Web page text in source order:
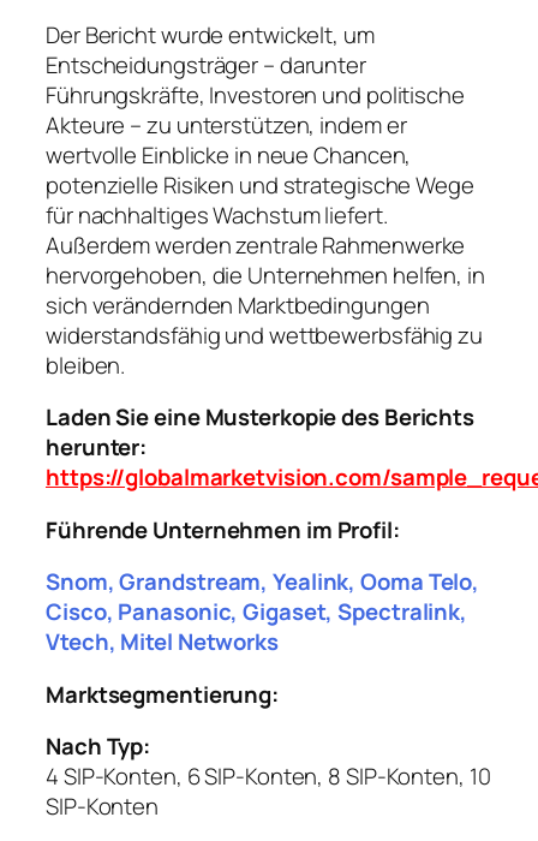
Der Bericht wurde entwickelt, um
Entscheidungsträger – darunter
Führungskräfte, Investoren und politische
Akteure – zu unterstützen, indem er
wertvolle Einblicke in neue Chancen,
potenzielle Risiken und strategische Wege
für nachhaltiges Wachstum liefert.
Außerdem werden zentrale Rahmenwerke
hervorgehoben, die Unternehmen helfen, in
sich verändernden Marktbedingungen
widerstandsfähig und wettbewerbsfähig zu
bleiben.
Laden Sie eine Musterkopie des Berichts
herunter:
https://globalmarketvision.com/
Führende Unternehmen im Profil:
Snom, Grandstream, Yealink, Ooma Telo,
Cisco, Panasonic, Gigaset, Spectralink,
Vtech, Mitel Networks
Marktsegmentierung:
Nach Typ:
4 SIP-Konten, 6 SIP-Konten, 8 SIP-Konten, 10
SIP-Konten